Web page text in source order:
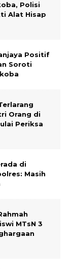
Polisi
Alat Hisap
Positif
Soroti
Orang di
Periksa
di
Masih
MTsN 3